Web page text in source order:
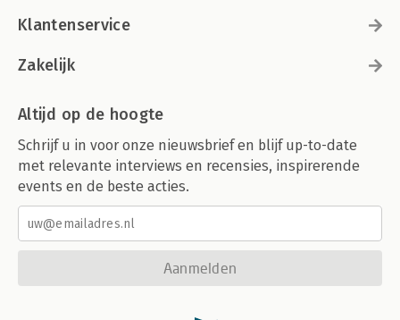
Klantenservice
Zakelijk
Altijd op de hoogte
Schrijf u in voor onze nieuwsbrief en blijf up-to-date
met relevante interviews en recensies, inspirerende
events en de beste acties.
Aanmelden